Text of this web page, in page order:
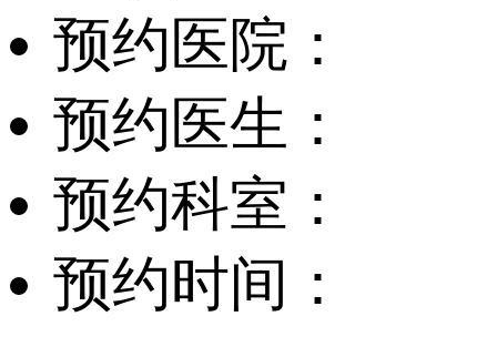
预约医院：
预约医生：
预约科室：
预约时间：